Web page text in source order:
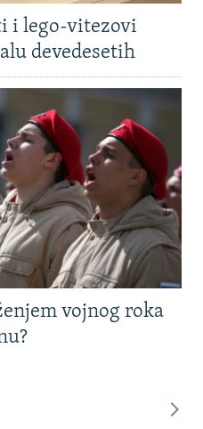
i lego-vitezovi
devedesetih
vojnog roka